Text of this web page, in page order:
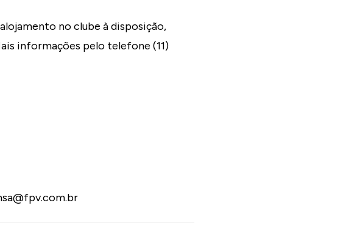
no clube à disposição,
informações pelo telefone (11)